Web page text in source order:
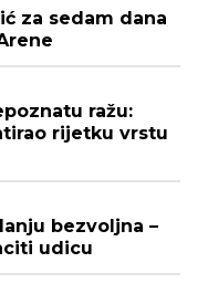
za sedam dana
ražu:
rijetku vrstu
bezvoljna –
udicu